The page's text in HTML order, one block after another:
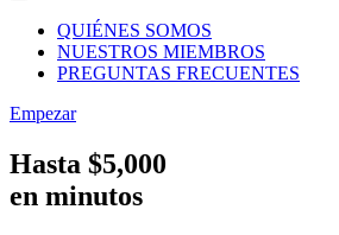
QUIÉNES SOMOS
NUESTROS MIEMBROS
PREGUNTAS FRECUENTES
Empezar
Hasta $5,000
en minutos